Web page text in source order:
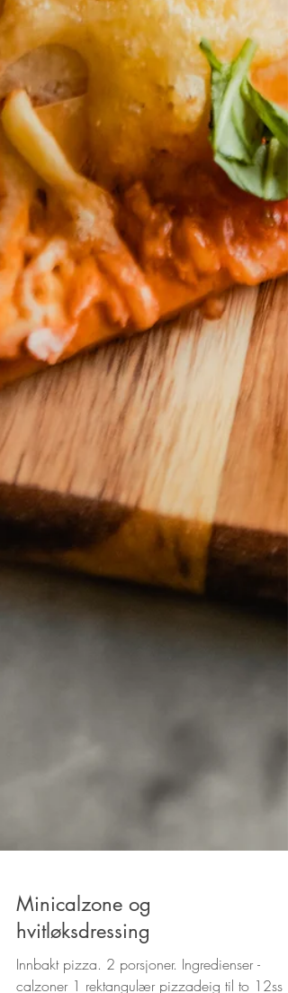
Minicalzone og
hvitløksdressing